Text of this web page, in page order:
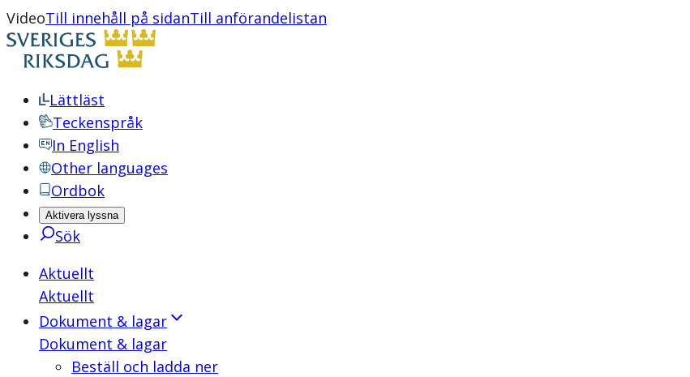
VideoTill innehåll på sidanTill anförandelistan
Lättläst
Teckenspråk
In English
Other languages
Ordbok
Aktivera lyssna
Sök
Aktuellt
Aktuellt
Dokument & lagar
Dokument & lagar
Beställ och ladda ner